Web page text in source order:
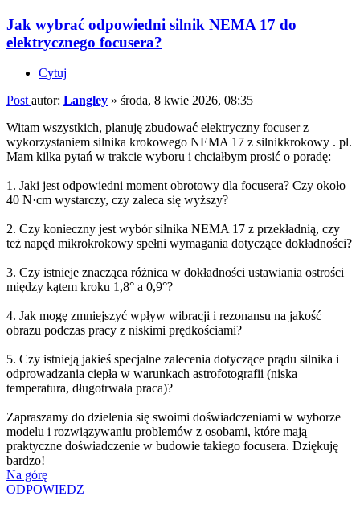
Jak wybrać odpowiedni silnik NEMA 17 do
elektrycznego focusera?
Cytuj
Post autor: Langley » środa, 8 kwie 2026, 08:35
Witam wszystkich, planuję zbudować elektryczny focuser z
wykorzystaniem silnika krokowego NEMA 17 z silnikkrokowy . pl.
Mam kilka pytań w trakcie wyboru i chciałbym prosić o poradę:
1. Jaki jest odpowiedni moment obrotowy dla focusera? Czy około
40 N·cm wystarczy, czy zaleca się wyższy?
2. Czy konieczny jest wybór silnika NEMA 17 z przekładnią, czy
też napęd mikrokrokowy spełni wymagania dotyczące dokładności?
3. Czy istnieje znacząca różnica w dokładności ustawiania ostrości
między kątem kroku 1,8° a 0,9°?
4. Jak mogę zmniejszyć wpływ wibracji i rezonansu na jakość
obrazu podczas pracy z niskimi prędkościami?
5. Czy istnieją jakieś specjalne zalecenia dotyczące prądu silnika i
odprowadzania ciepła w warunkach astrofotografii (niska
temperatura, długotrwała praca)?
Zapraszamy do dzielenia się swoimi doświadczeniami w wyborze
modelu i rozwiązywaniu problemów z osobami, które mają
praktyczne doświadczenie w budowie takiego focusera. Dziękuję
bardzo!
Na górę
ODPOWIEDZ